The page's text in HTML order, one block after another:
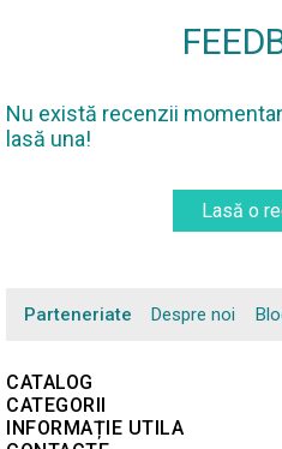
Nu există recenzii
lasă una!
Lasă o
Parteneriate Despre noi
CATALOG
CATEGORII
INFORMAȚIE UTILA